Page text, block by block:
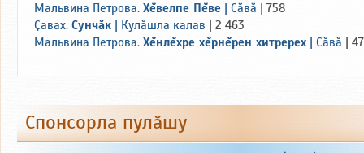
Мальвина Петрова. Хĕвелпе Пĕве | Сăвă | 758
Ҫавах. Сунчăк | Кулăшла калав | 2 463
Мальвина Петрова. Хĕнлĕхре хĕрнĕрен хитререх | Сăвă |
Спонсорла пулӑшу